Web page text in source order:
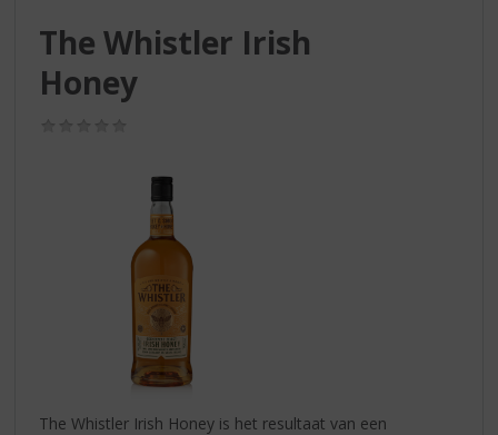
The Whistler Irish
Honey
The Whistler Irish Honey is het resultaat van een